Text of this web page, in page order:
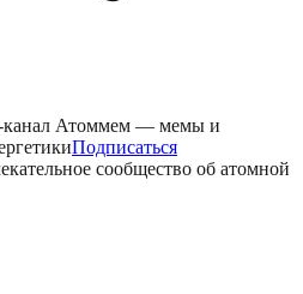
Атоммем — мемы и
Подписаться
сообщество об атомной